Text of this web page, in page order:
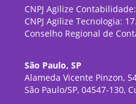
CNPJ Agilize
CNPJ Agilize Tecnologia:
Conselho Regional de
São Paulo, SP
Alameda Vicente Pinzon,
São Paulo/SP, 04547-130,